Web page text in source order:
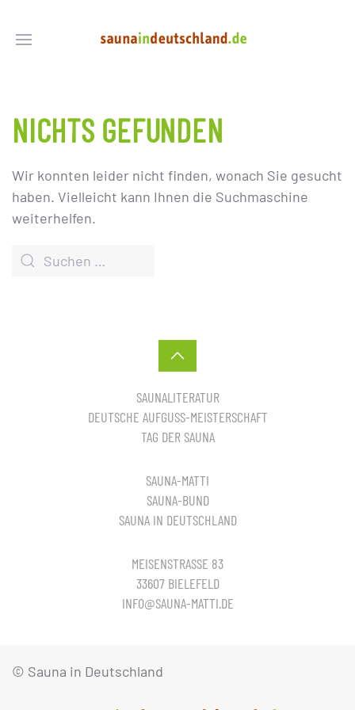
NICHTS GEFUNDEN
Wir konnten leider nicht finden, wonach Sie gesucht
haben. Vielleicht kann Ihnen die Suchmaschine
weiterhelfen.
SAUNALITERATUR
DEUTSCHE AUFGUSS-MEISTERSCHAFT
TAG DER SAUNA
SAUNA-MATTI
SAUNA-BUND
SAUNA IN DEUTSCHLAND
MEISENSTRASSE 83
33607 BIELEFELD
INFO@SAUNA-MATTI.DE
© Sauna in Deutschland